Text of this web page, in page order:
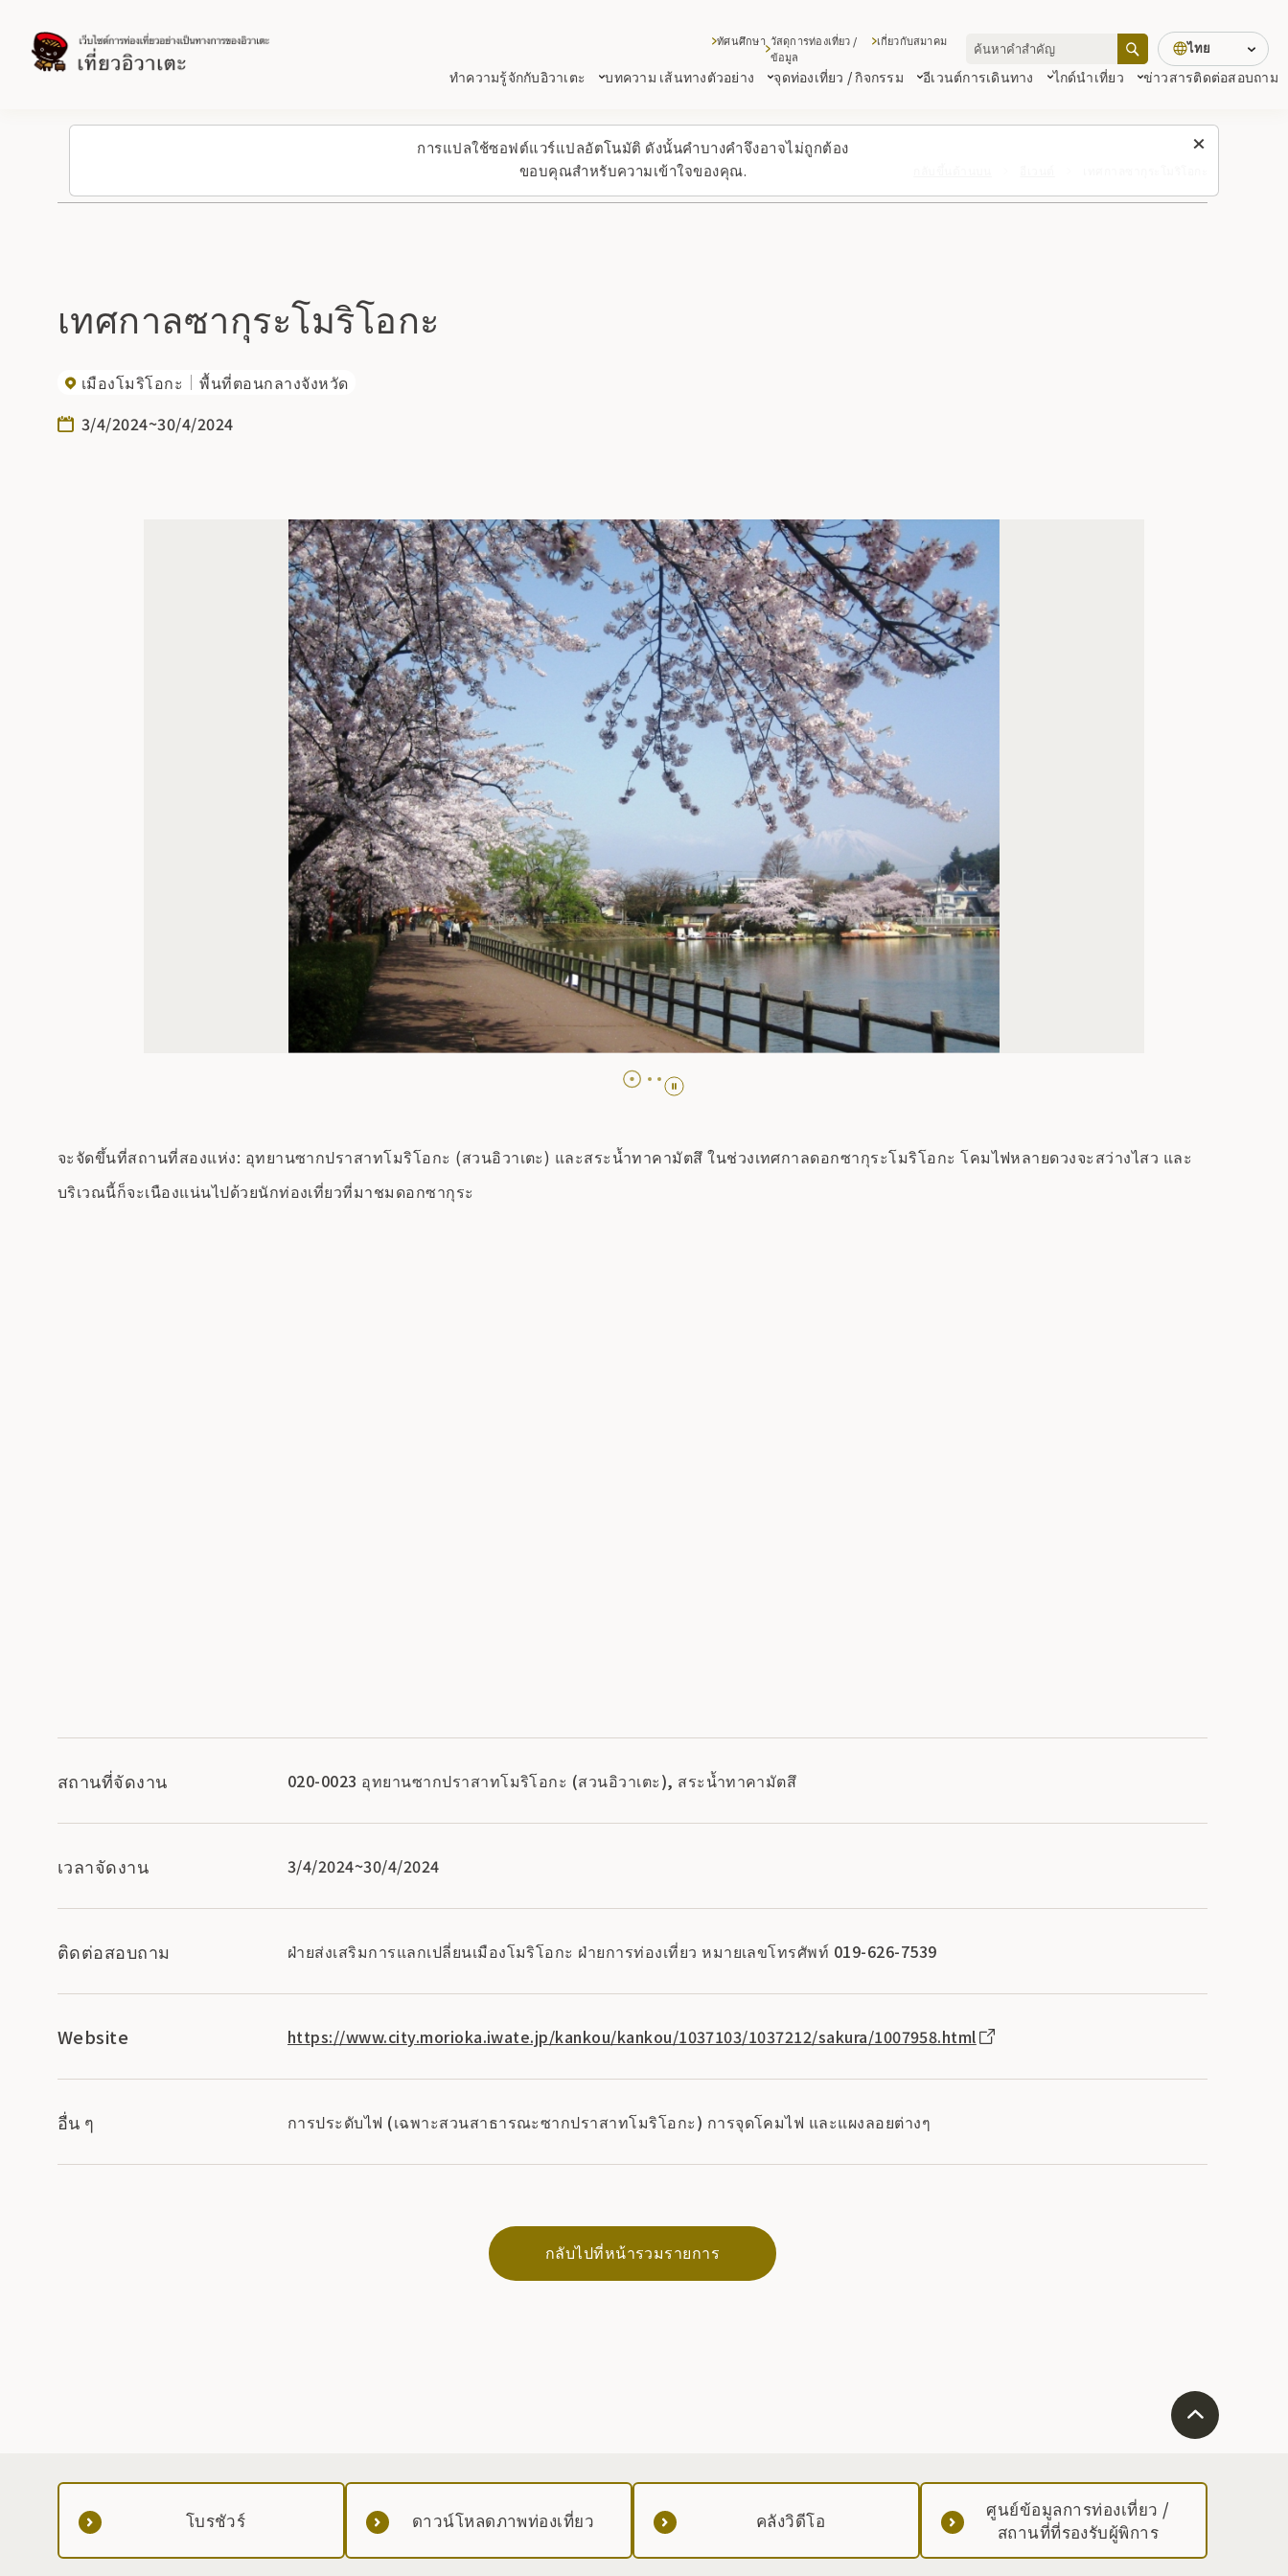
การแปลใช้ซอฟต์แวร์แปลอัตโนมัติ ดังนั้นคำบางคำจึงอาจไม่ถูกต้อง
ขอบคุณสำหรับความเข้าใจของคุณ.
ทำความรู้จักกับอิวาเตะ บทความ เส้นทางตัวอย่าง จุดท่องเที่ยว / กิจกรรม อีเวนต์การเดินทาง ไกด์นำเที่ยว ข่าวสารติดต่อสอบถาม
ทัศนศึกษา วัสดุการท่องเที่ยว /
ข้อมูล
เกี่ยวกับสมาคม ไทย
เทศกาลซากุระโมริโอกะ
เมืองโมริโอกะ
พื้นที่ตอนกลางจังหวัด
3/4/2024~30/4/2024
จะจัดขึ้นที่สถานที่สองแห่ง: อุทยานซากปราสาทโมริโอกะ (สวนอิวาเตะ) และสระน้ำทาคามัตสึ ในช่วงเทศกาลดอกซากุระโมริโอกะ โคมไฟหลายดวงจะสว่างไสว และ
บริเวณนี้ก็จะเนืองแน่นไปด้วยนักท่องเที่ยวที่มาชมดอกซากุระ
สถานที่จัดงาน 020-0023 อุทยานซากปราสาทโมริโอกะ (สวนอิวาเตะ), สระน้ำทาคามัตสึ
เวลาจัดงาน 3/4/2024~30/4/2024
ติดต่อสอบถาม ฝ่ายส่งเสริมการแลกเปลี่ยนเมืองโมริโอกะ ฝ่ายการท่องเที่ยว หมายเลขโทรศัพท์ 019-626-7539
Website https://www.city.morioka.iwate.jp/kankou/kankou/1037103/1037212/sakura/1007958.html
อื่น ๆ การประดับไฟ (เฉพาะสวนสาธารณะซากปราสาทโมริโอกะ) การจุดโคมไฟ และแผงลอยต่างๆ
กลับไปที่หน้ารวมรายการ
โบรชัวร์ ดาวน์โหลดภาพท่องเที่ยว คลังวิดีโอ
ศูนย์ข้อมูลการท่องเที่ยว /
สถานที่ที่รองรับผู้พิการ